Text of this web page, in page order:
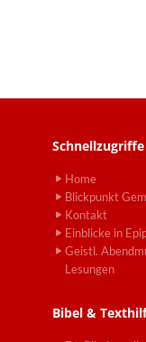
Schnellzugriffe
Home
Blickpunkt
Kontakt
Einblicke in
Geistl.
Lesungen
Bibel &